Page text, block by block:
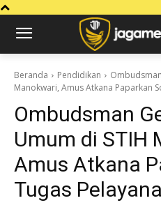
Beranda Pendidikan
Manokwari, Amus Atkana Paparkan
Ombudsman
Umum di STIH
Amus Atkana
Tugas